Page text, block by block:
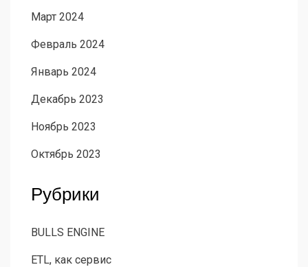
Март 2024
Февраль 2024
Январь 2024
Декабрь 2023
Ноябрь 2023
Октябрь 2023
Рубрики
BULLS ENGINE
ETL, как сервис